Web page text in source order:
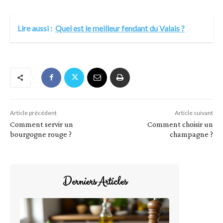
Lire aussi : Quel est le meilleur fendant du Valais ?
Article précédent
Comment servir un
bourgogne rouge ?
Article suivant
Comment choisir un
champagne ?
Derniers Articles